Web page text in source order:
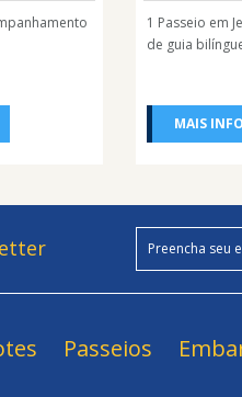
1 Passeio em
de guia
MAIS
Passeios